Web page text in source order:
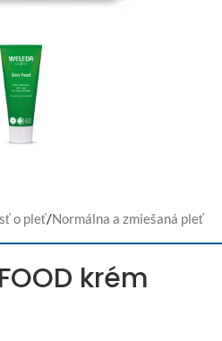
o pleť/Normálna a zmiešaná pleť
krém